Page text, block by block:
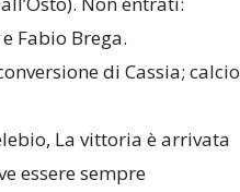
Fabio Brega.
di Cassia; calcio
La vittoria è arrivata
essere sempre